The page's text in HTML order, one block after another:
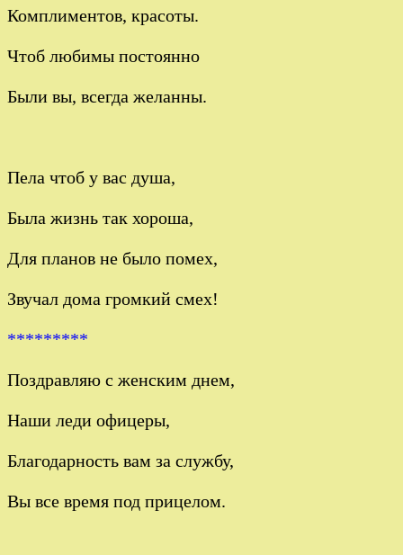
Комплиментов, красоты.
Чтоб любимы постоянно
Были вы, всегда желанны.
Пела чтоб у вас душа,
Была жизнь так хороша,
Для планов не было помех,
Звучал дома громкий смех!
*********
Поздравляю с женским днем,
Наши леди офицеры,
Благодарность вам за службу,
Вы все время под прицелом.